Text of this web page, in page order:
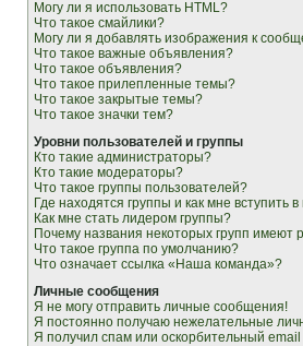
Могу ли я использовать HTML?
Что такое смайлики?
Могу ли я добавлять изображения к
Что такое важные объявления?
Что такое объявления?
Что такое прилепленные темы?
Что такое закрытые темы?
Что такое значки тем?
Уровни пользователей и группы
Кто такие администраторы?
Кто такие модераторы?
Что такое группы пользователей?
Где находятся группы и как мне вступить в
Как мне стать лидером группы?
Почему названия некоторых групп имеют
Что такое группа по умолчанию?
Что означает ссылка «Наша команда»?
Личные сообщения
Я не могу отправить личные сообщения!
Я постоянно получаю нежелательные
Я получил спам или оскорбительный email